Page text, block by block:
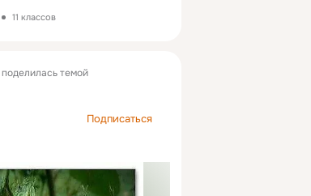
11 классов
поделилась темой
Подписаться